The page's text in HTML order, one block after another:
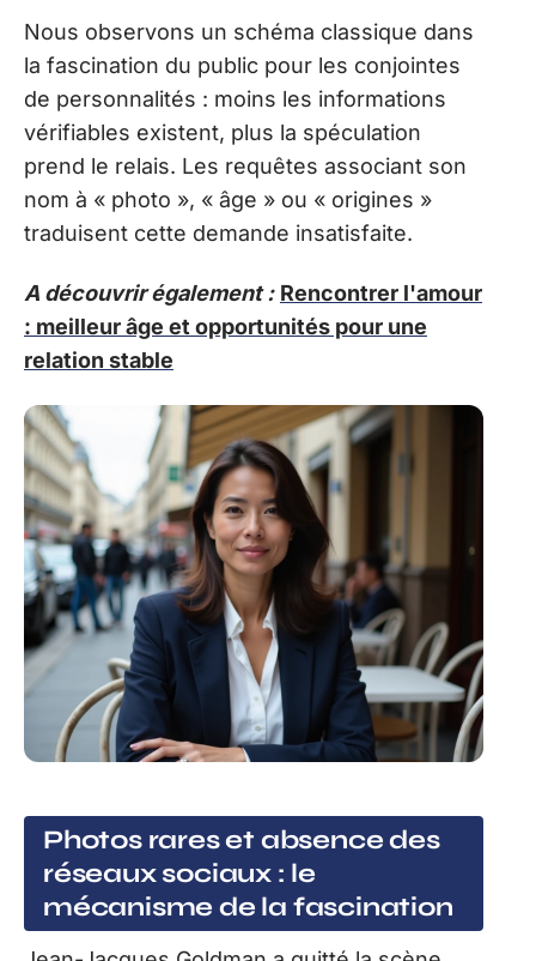
Nous observons un schéma classique dans
la fascination du public pour les conjointes
de personnalités : moins les informations
vérifiables existent, plus la spéculation
prend le relais. Les requêtes associant son
nom à « photo », « âge » ou « origines »
traduisent cette demande insatisfaite.
A découvrir également : Rencontrer l'amour
: meilleur âge et opportunités pour une
relation stable
Photos rares et absence des
réseaux sociaux : le
mécanisme de la fascination